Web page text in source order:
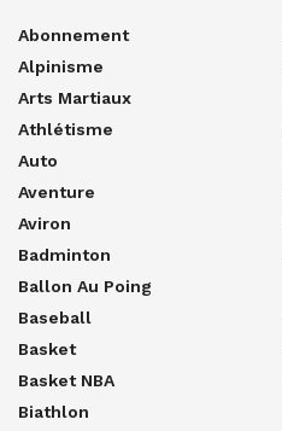
Abonnement
Alpinisme
Arts Martiaux
Athlétisme
Auto
Aventure
Aviron
Badminton
Ballon Au Poing
Baseball
Basket
Basket NBA
Biathlon